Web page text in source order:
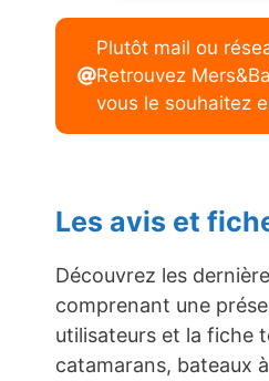
Plutôt mail ou
Retrouvez
vous le souhaitez
Les avis et
Découvrez les
comprenant une
utilisateurs et la fiche
catamarans, bateaux